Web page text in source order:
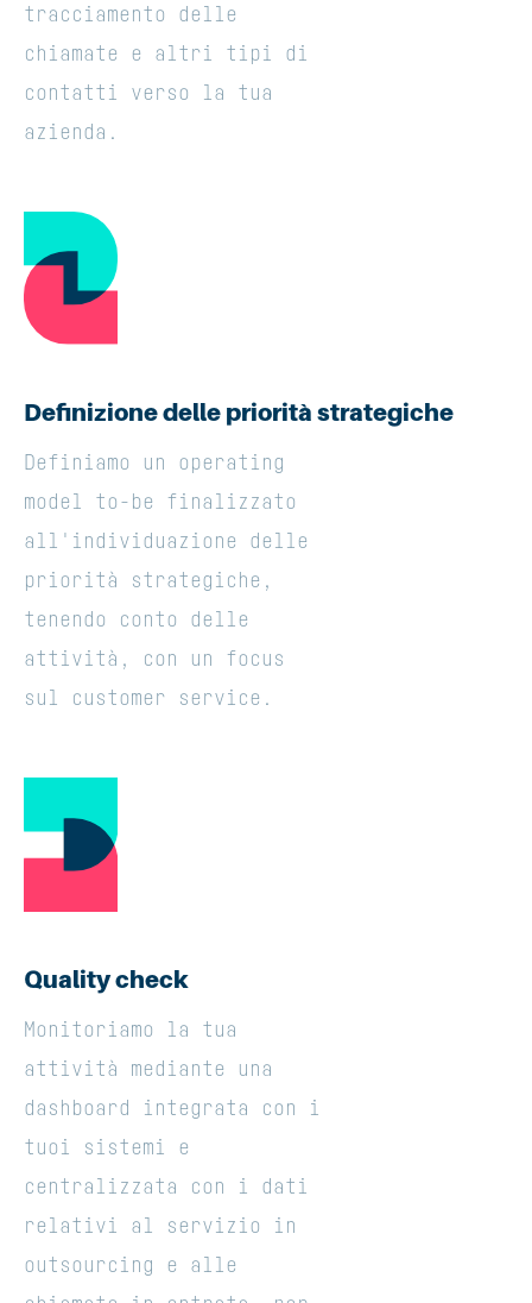
tracciamento delle
chiamate e altri tipi di
contatti verso la tua
azienda.
Definizione delle priorità strategiche
Definiamo un operating
model to-be finalizzato
all'individuazione delle
priorità strategiche,
tenendo conto delle
attività, con un focus
sul customer service.
Quality check
Monitoriamo la tua
attività mediante una
dashboard integrata con i
tuoi sistemi e
centralizzata con i dati
relativi al servizio in
outsourcing e alle